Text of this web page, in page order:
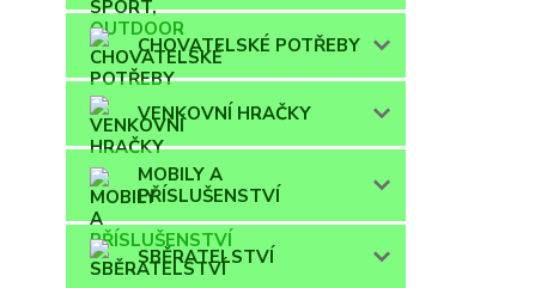
CHOVATELSKÉ POTŘEBY
VENKOVNÍ HRAČKY
MOBILY A
PŘÍSLUŠENSTVÍ
SBĚRATELSTVÍ